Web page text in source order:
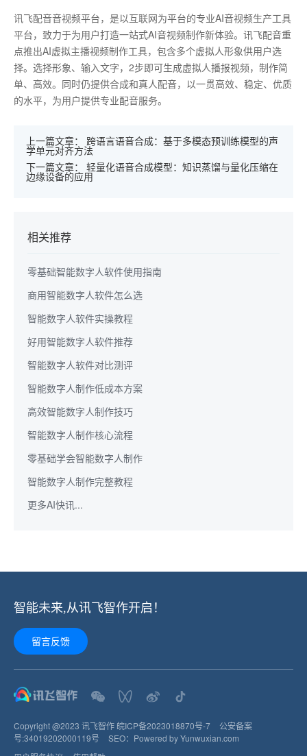
讯飞配音音视频平台，是以互联网为平台的专业AI音视频生产工具
平台，致力于为用户打造一站式AI音视频制作新体验。讯飞配音重
点推出AI虚拟主播视频制作工具，包含多个虚拟人形象供用户选
择。选择形象、输入文字，2步即可生成虚拟人播报视频，制作简
单、高效。同时仍提供合成和真人配音，以一贯高效、稳定、优质
的水平，为用户提供专业配音服务。
上一篇文章： 跨语言语音合成：基于多模态预训练模型的声
学单元对齐方法
下一篇文章： 轻量化语音合成模型：知识蒸馏与量化压缩在
边缘设备的应用
相关推荐
零基础智能数字人软件使用指南
商用智能数字人软件怎么选
智能数字人软件实操教程
好用智能数字人软件推荐
智能数字人软件对比测评
智能数字人制作低成本方案
高效智能数字人制作技巧
智能数字人制作核心流程
零基础学会智能数字人制作
智能数字人制作完整教程
更多AI快讯...
智能未来,从讯飞智作开启！
留言反馈
Copyright @2023 讯飞智作 皖ICP备2023018870号-7
公安备案
号:34019202000119号 SEO： Powered by Yunwuxian.com